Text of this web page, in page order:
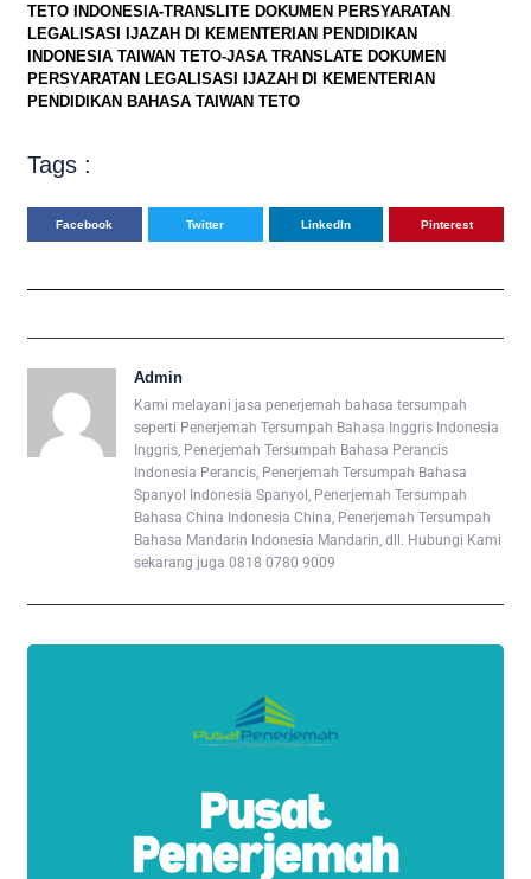
TETO INDONESIA-TRANSLITE DOKUMEN PERSYARATAN
LEGALISASI IJAZAH DI KEMENTERIAN PENDIDIKAN
INDONESIA TAIWAN TETO-JASA TRANSLATE DOKUMEN
PERSYARATAN LEGALISASI IJAZAH DI KEMENTERIAN
PENDIDIKAN BAHASA TAIWAN TETO
Tags :
Facebook Twitter LinkedIn Pinterest
Admin
Kami melayani jasa penerjemah bahasa tersumpah
seperti Penerjemah Tersumpah Bahasa Inggris Indonesia
Inggris, Penerjemah Tersumpah Bahasa Perancis
Indonesia Perancis, Penerjemah Tersumpah Bahasa
Spanyol Indonesia Spanyol, Penerjemah Tersumpah
Bahasa China Indonesia China, Penerjemah Tersumpah
Bahasa Mandarin Indonesia Mandarin, dll. Hubungi Kami
sekarang juga 0818 0780 9009